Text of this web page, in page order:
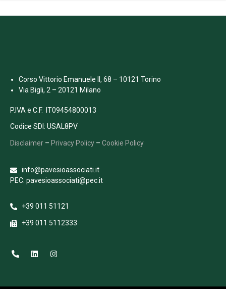
Corso Vittorio Emanuele II, 68 – 10121 Torino
Via Bigli, 2 – 20121 Milano
P.IVA e C.F. IT09454800013
Codice SDI: USAL8PV
Disclaimer – Privacy Policy – Cookie Policy
info@pavesioassociati.it
PEC: pavesioassociati@pec.it
+39 011 51121
+39 011 5112333